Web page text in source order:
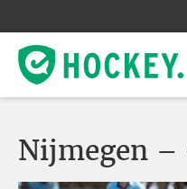
Nijmegen –